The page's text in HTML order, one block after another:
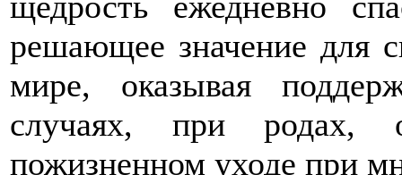
решающее значение для
мире, оказывая
случаях, при родах,
пожизненном уходе при